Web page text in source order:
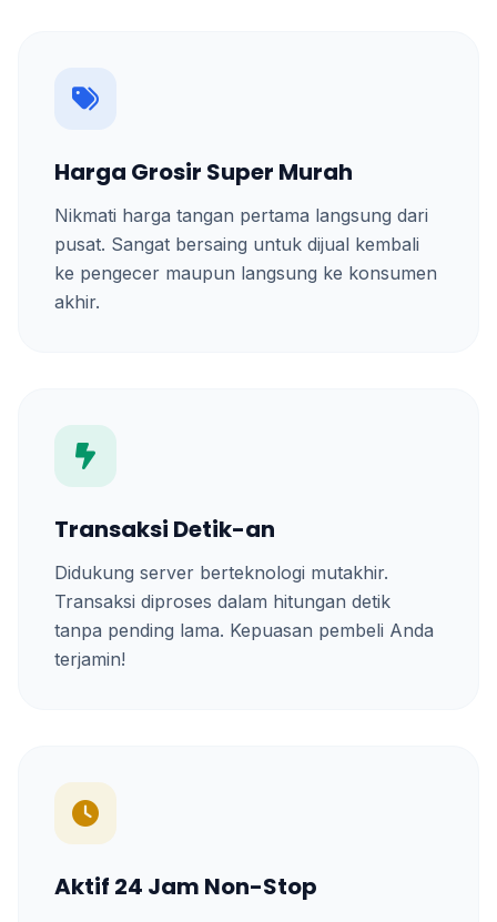
Harga Grosir Super Murah
Nikmati harga tangan pertama langsung dari
pusat. Sangat bersaing untuk dijual kembali
ke pengecer maupun langsung ke konsumen
akhir.
Transaksi Detik-an
Didukung server berteknologi mutakhir.
Transaksi diproses dalam hitungan detik
tanpa pending lama. Kepuasan pembeli Anda
terjamin!
Aktif 24 Jam Non-Stop